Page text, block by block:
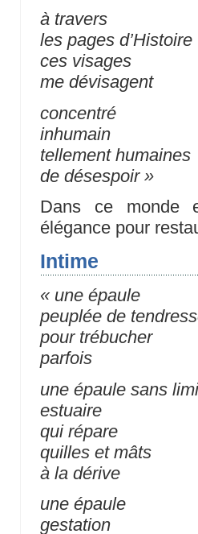
à travers
les pages d’Histoire
ces visages
me dévisagent
concentré
inhumain
tellement humaines
de désespoir »
Dans ce monde
élégance pour
Intime
« une épaule
peuplée de
pour trébucher
parfois
une épaule sans
estuaire
qui répare
quilles et mâts
à la dérive
une épaule
gestation